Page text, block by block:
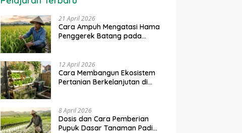
Penerapan IoT dalam
Pertanian Modern di Indonesia
Ekonomi Sumber Daya Lahan:
21 April 2026
Cara Ampuh Mengatasi Hama
Penggerek Batang pada
12 April 2026
Cara Membangun Ekosistem
Pertanian Berkelanjutan di
8 April 2026
Dosis dan Cara Pemberian
Pupuk Dasar Tanaman Padi